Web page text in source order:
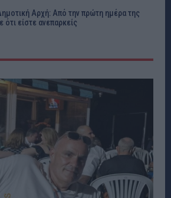
Αρχή: Από την πρώτη ημέρα της
ότι είστε ανεπαρκείς